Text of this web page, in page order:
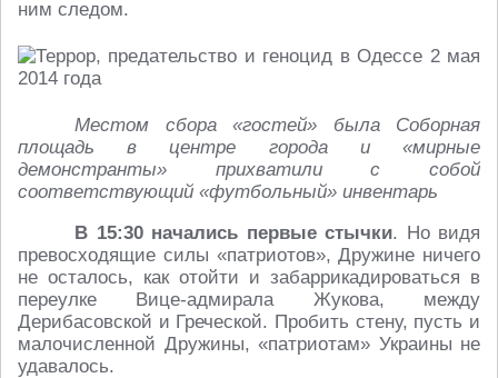
ним следом.
Местом сбора «гостей» была Соборная
площадь в центре города и «мирные
демонстранты» прихватили с собой
соответствующий «футбольный» инвентарь
В 15:30 начались первые стычки. Но видя
превосходящие силы «патриотов», Дружине ничего
не осталось, как отойти и забаррикадироваться в
переулке Вице-адмирала Жукова, между
Дерибасовской и Греческой. Пробить стену, пусть и
малочисленной Дружины, «патриотам» Украины не
удавалось.